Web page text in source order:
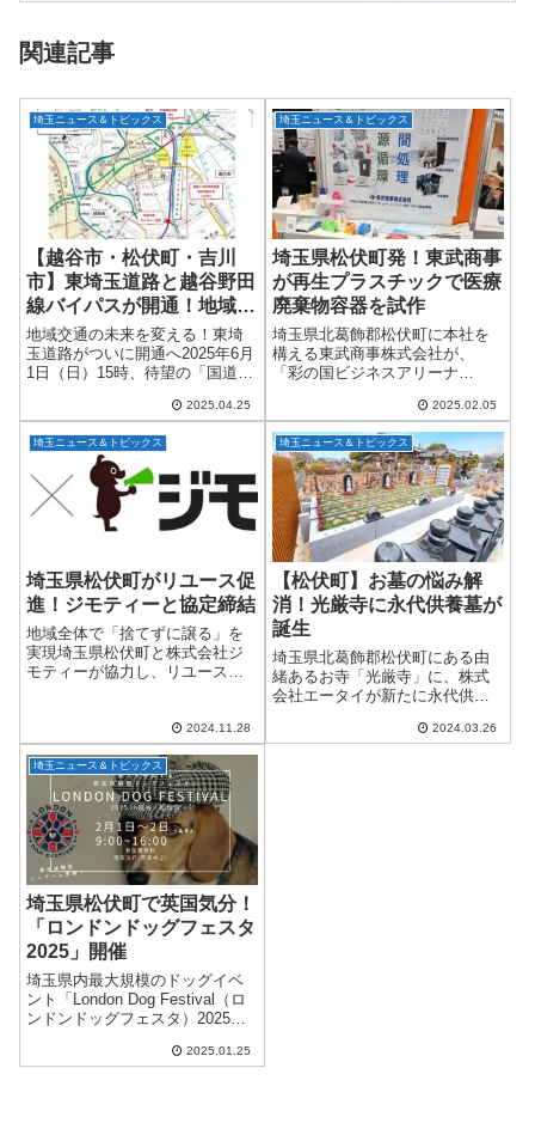
関連記事
埼玉ニュース＆トピックス
【越谷市・松伏町・吉川
市】東埼玉道路と越谷野田
線バイパスが開通！地域を
つなぐ新たな大動脈が誕生
地域交通の未来を変える！東埼
玉道路がついに開通へ2025年6月
1日（日）15時、待望の「国道4
伏町田島 約3.8km）」がいよい
通の要所をつなぐ大動脈として
2025.04.25
埼玉ニュース＆トピックス
埼玉県松伏町発！東武商事
が再生プラスチックで医療
廃棄物容器を試作
埼玉県北葛飾郡松伏町に本社を
構える東武商事株式会社が、
「彩の国ビジネスアリーナ
ックを使用した感染性廃棄物の
回収容器を紹介しました！ リサ
イクル技術を活かした医療廃棄
物容器 東武商事は、...
2025.02.05
埼玉ニュース＆トピックス
埼玉県松伏町がリユース促
進！ジモティーと協定締結
地域全体で「捨てずに譲る」を
実現埼玉県松伏町と株式会社ジ
モティーが協力し、リユースを
ば、不要品の譲渡や中古品の販
売で有名な地域密着型の情報サ
イト。今回の協定は、...
2024.11.28
埼玉ニュース＆トピックス
【松伏町】お墓の悩み解
消！光厳寺に永代供養墓が
誕生
埼玉県北葛飾郡松伏町にある由
緒あるお寺「光厳寺」に、株式
会社エータイが新たに永代供養
日（月）より申し込み受付がス
2024.03.26
埼玉ニュース＆トピックス
埼玉県松伏町で英国気分！
「ロンドンドッグフェスタ
2025」開催
埼玉県内最大規模のドッグイベ
ント「London Dog Festival（ロ
ンドンドッグフェスタ）2025」
（日）の2日間にわたり、北葛飾
2025.01.25